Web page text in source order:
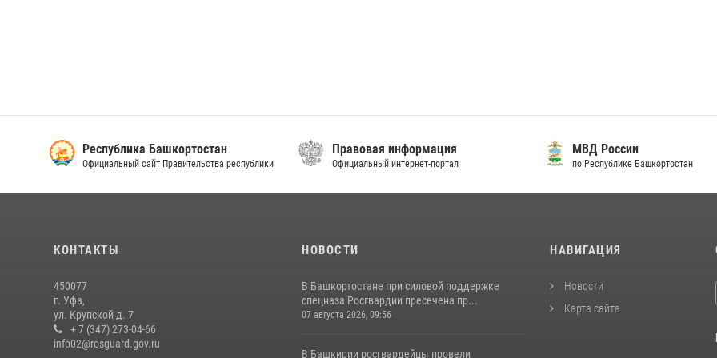
Республика Башкортостан
Официальный сайт Правительства республики
Правовая информация
Официальный интернет-портал
МВД России
по Республике Башкортостан
КОНТАКТЫ
450077
г. Уфа,
ул. Крупской д. 7
+ 7 (347) 273-04-66
info02@rosguard.gov.ru
НОВОСТИ
В Башкортостане при силовой поддержке
спецназа Росгвардии пресечена пр...
07 августа 2026, 09:56
В Башкирии росгвардейцы провели
НАВИГАЦИЯ
Новости
Карта сайта